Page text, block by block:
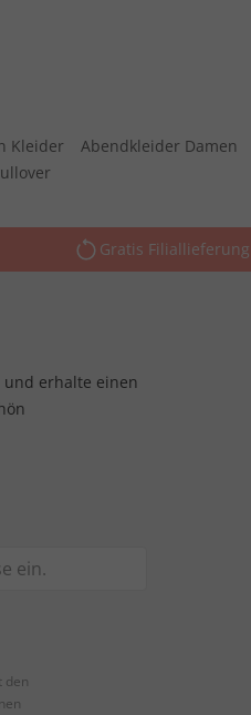
Kleider Abendkleider Damen
Gratis Filiallieferung
erhalte einen
den